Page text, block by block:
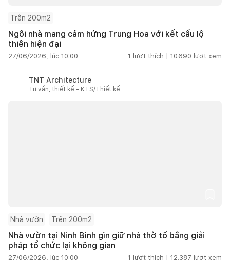
Trên 200m2
Ngôi nhà mang cảm hứng Trung Hoa với kết cấu lộ
thiên hiện đại
27/06/2026, lúc 10:00 1 lượt thích | 10.690 lượt xem
TNT Architecture
Tư vấn, thiết kế - KTS/Thiết kế
Nhà vườn Trên 200m2
Nhà vườn tại Ninh Bình gìn giữ nhà thờ tổ bằng giải
pháp tổ chức lại không gian
27/06/2026, lúc 10:00 1 lượt thích | 12.387 lượt xem